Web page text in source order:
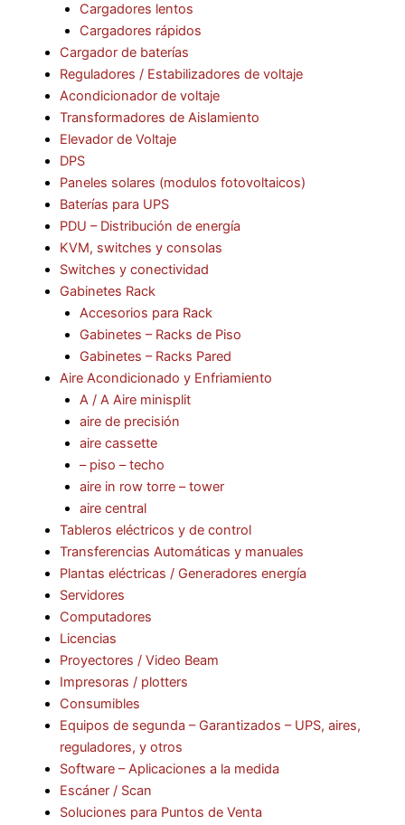
Cargadores lentos
Cargadores rápidos
Cargador de baterías
Reguladores / Estabilizadores de voltaje
Acondicionador de voltaje
Transformadores de Aislamiento
Elevador de Voltaje
DPS
Paneles solares (modulos fotovoltaicos)
Baterías para UPS
PDU – Distribución de energía
KVM, switches y consolas
Switches y conectividad
Gabinetes Rack
Accesorios para Rack
Gabinetes – Racks de Piso
Gabinetes – Racks Pared
Aire Acondicionado y Enfriamiento
A / A Aire minisplit
aire de precisión
aire cassette
– piso – techo
aire in row torre – tower
aire central
Tableros eléctricos y de control
Transferencias Automáticas y manuales
Plantas eléctricas / Generadores energía
Servidores
Computadores
Licencias
Proyectores / Video Beam
Impresoras / plotters
Consumibles
Equipos de segunda – Garantizados – UPS, aires,
reguladores, y otros
Software – Aplicaciones a la medida
Escáner / Scan
Soluciones para Puntos de Venta